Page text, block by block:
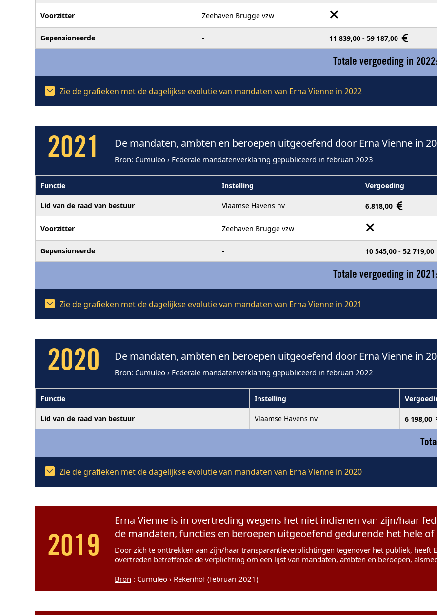
Voorzitter Zeehaven Brugge vzw
Gepensioneerde - 11 839,00 - 59 187,00
Totale vergoeding in
Zie de grafieken met de dagelijkse evolutie van mandaten van Erna Vienne in 2022
2021 De mandaten, ambten en beroepen uitgeoefend door Erna Vienne in
Bron: Cumuleo › Federale mandatenverklaring gepubliceerd in februari 2023
Functie Instelling Vergoeding
Lid van de raad van bestuur Vlaamse Havens nv 6.818,00
Voorzitter Zeehaven Brugge vzw
Gepensioneerde - 10 545,00 - 52 719,00
Totale vergoeding in
Zie de grafieken met de dagelijkse evolutie van mandaten van Erna Vienne in 2021
2020 De mandaten, ambten en beroepen uitgeoefend door Erna Vienne in
Bron: Cumuleo › Federale mandatenverklaring gepubliceerd in februari 2022
Functie Instelling
Lid van de raad van bestuur Vlaamse Havens nv 6 198,00
Zie de grafieken met de dagelijkse evolutie van mandaten van Erna Vienne in 2020
2019
Erna Vienne is in overtreding wegens het niet indienen van zijn/haar
de mandaten, functies en beroepen uitgeoefend gedurende het hele of
Door zich te onttrekken aan zijn/haar transparantieverplichtingen tegenover het publiek, heeft
overtreden betreffende de verplichting om een lijst van mandaten, ambten en beroepen,
Bron : Cumuleo › Rekenhof (februari 2021)